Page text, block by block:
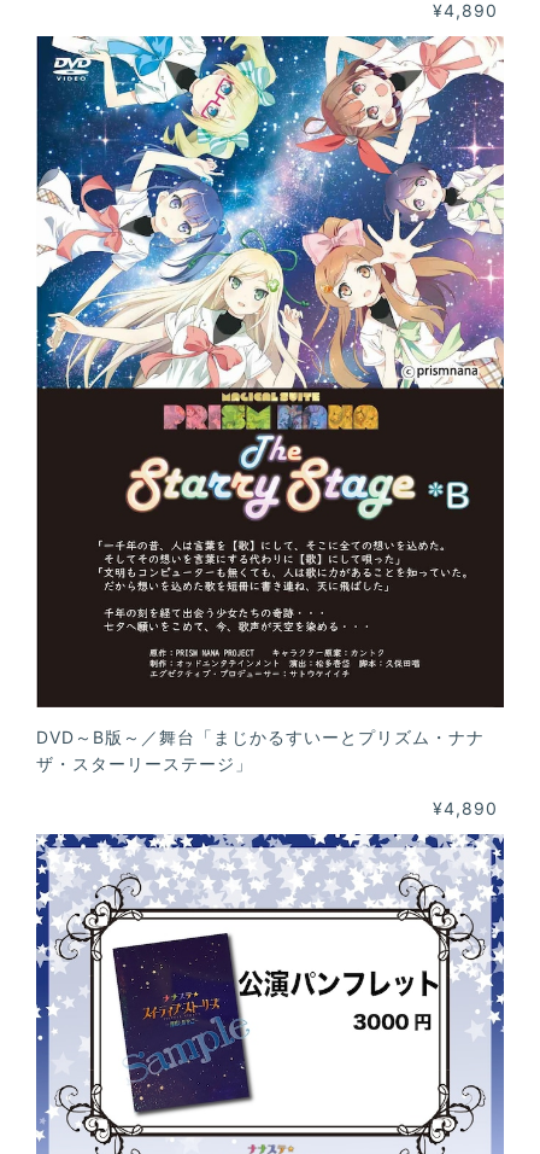
¥4,890
DVD～B版～／舞台「まじかるすいーとプリズム・ナナ
ザ・スターリーステージ」
¥4,890